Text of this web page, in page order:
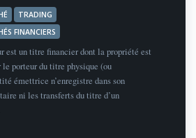
TRADING
FINANCIERS
est un titre financier dont la propriété est
le porteur du titre physique (ou
émettrice n’enregistre dans son
ni les transferts du titre d’un